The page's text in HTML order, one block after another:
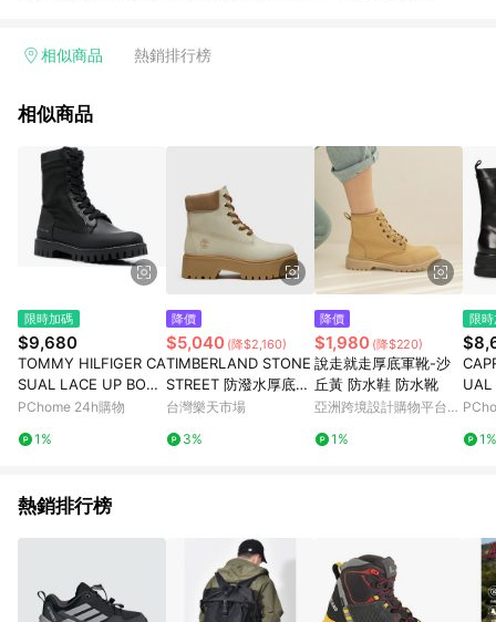
單，皆不在點數回饋範圍內。 3. 如購買以下類別商品，將無法獲
球嚴選、商城、專案商品、「草莓網」全館商品。 4. 如取消訂
回饋。 5. 點數回饋會扣除所有折扣優惠後之最終發票金額計算，
實際回饋請依LINE購物通知為主。 6. 訂單如有使用東森購物
ETMall站內之折扣優惠(包含但不限於東森幣、樂透金、東森現金
券等)，不具點數回饋資格。詳細請依東森購物ETMall之結帳頁面
顯示為準。 7. LINE購物設有「單一商品最高回饋點數」機制(特
殊活動時開放「回饋無上限」)，以同一訂單中同一商品不論件數
計算，並依訂單成立時間當下LINE購物所設定的回饋機制為準。
如顯示之商品規格、顏色、價位、贈品與東森購物ETMall銷售網
頁不符，以銷售網頁標示為準。 9. 若有贈點爭議，請務必於訂單
日期+180天以內至LINE購物客服洽詢；若超過180天(含)以上進
行申訴，恕無法贈點回饋。 10. 部分點數紅包僅限指定商品使
用，或不適用於無回饋商品。各點數紅包之適用商品與使用條件
請依點數紅包頁面規則為準。
相似商品 熱銷排行榜
相似商品
限時加碼
$9,680
TOMMY HILFIGER CA
SUAL LACE UP BOOT
黑色女款鞋子
PChome 24h購物
1%
降價
$5,040 (降$2,160)
TIMBERLAND STONE
STREET 防潑水厚底靴
淺米 A2H3CEN7 女鞋
台灣樂天市場
3%
降價
$1,980 (降$220)
說走就走厚底軍靴-沙
丘黃 防水鞋 防水靴
亞洲跨境設計購物平台
1%
限
UAL
S 黑
1%
熱銷排行榜